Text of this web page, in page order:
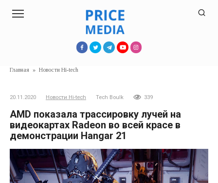
Главная » Новости Hi-tech
20.11.2020 Новости Hi-tech Tech Boulk 339
AMD показала трассировку лучей на
видеокартах Radeon во всей красе в
демонстрации Hangar 21